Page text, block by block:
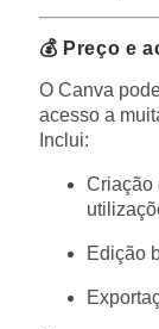
💰 Preço e
O Canva
acesso a
Inclui:
Criação
Edição